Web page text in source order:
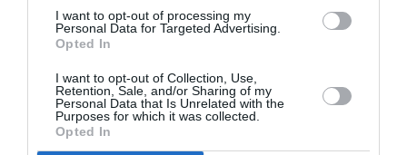
I want to opt-out of processing my
Personal Data for Targeted Advertising.
Opted In
I want to opt-out of Collection, Use,
Retention, Sale, and/or Sharing of my
Personal Data that Is Unrelated with the
Purposes for which it was collected.
Opted In
όσο κι αν αισθάνεται κάποιος ότι έχει πληγωθεί
ή βρίσκεται σε τέλμα, η μεταμόρφωση είναι
πάντα εφικτή ».
Δείτε την Jennifer Aniston στη νέα έξοδό της
με τον Jim Curtis: